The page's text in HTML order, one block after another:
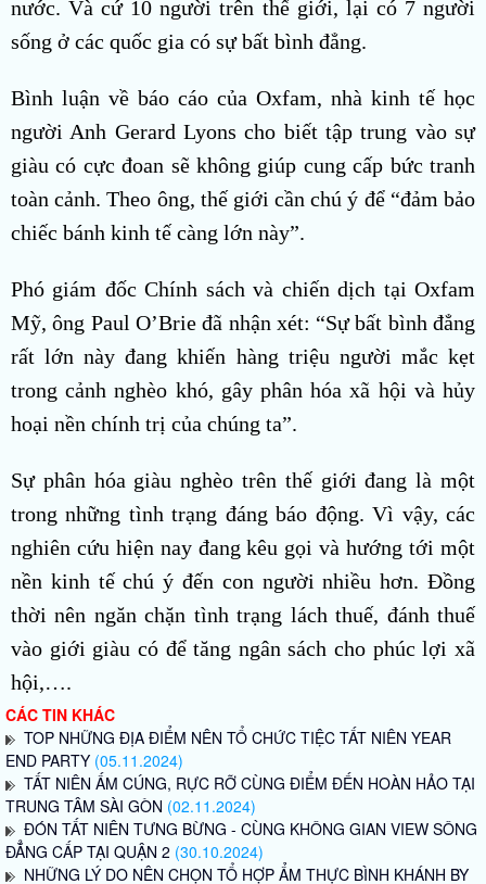
nước. Và cứ 10 người trên thế giới, lại có 7 người
sống ở các quốc gia có sự bất bình đẳng.
Bình luận về báo cáo của Oxfam, nhà kinh tế học
người Anh Gerard Lyons cho biết tập trung vào sự
giàu có cực đoan sẽ không giúp cung cấp bức tranh
toàn cảnh. Theo ông, thế giới cần chú ý để “đảm bảo
chiếc bánh kinh tế càng lớn này”.
Phó giám đốc Chính sách và chiến dịch tại Oxfam
Mỹ, ông Paul O’Brie đã nhận xét: “Sự bất bình đẳng
rất lớn này đang khiến hàng triệu người mắc kẹt
trong cảnh nghèo khó, gây phân hóa xã hội và hủy
hoại nền chính trị của chúng ta”.
Sự phân hóa giàu nghèo trên thế giới đang là một
trong những tình trạng đáng báo động. Vì vậy, các
nghiên cứu hiện nay đang kêu gọi và hướng tới một
nền kinh tế chú ý đến con người nhiều hơn. Đồng
thời nên ngăn chặn tình trạng lách thuế, đánh thuế
vào giới giàu có để tăng ngân sách cho phúc lợi xã
hội,….
CÁC TIN KHÁC
TOP NHỮNG ĐỊA ĐIỂM NÊN TỔ CHỨC TIỆC TẤT NIÊN YEAR
END PARTY (05.11.2024)
TẤT NIÊN ẤM CÚNG, RỰC RỠ CÙNG ĐIỂM ĐẾN HOÀN HẢO TẠI
TRUNG TÂM SÀI GÒN (02.11.2024)
ĐÓN TẤT NIÊN TƯNG BỪNG - CÙNG KHÔNG GIAN VIEW SÔNG
ĐẲNG CẤP TẠI QUẬN 2 (30.10.2024)
NHỮNG LÝ DO NÊN CHỌN TỔ HỢP ẨM THỰC BÌNH KHÁNH BY